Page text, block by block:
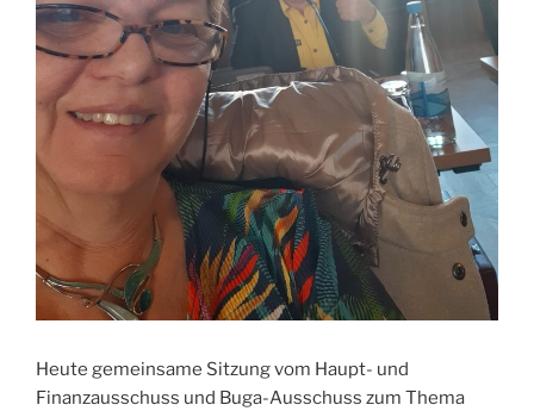
Heute gemeinsame Sitzung vom Haupt- und
Finanzausschuss und Buga-Ausschuss zum Thema